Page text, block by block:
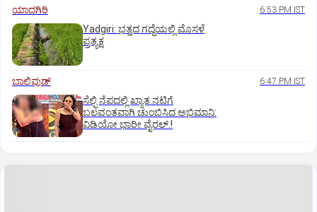
ಯಾದಗಿರಿ 6:53 PM IST
Yadgiri: ಭತ್ತದ ಗದ್ದೆಯಲ್ಲಿ ಮೊಸಳೆ
ಪ್ರತ್ಯಕ್ಷ
ಬಾಲಿವುಡ್‌ 6:47 PM IST
ಸೆಲ್ಫಿ ನೆಪದಲ್ಲಿ ಖ್ಯಾತ ನಟಿಗೆ
ಬಲವಂತವಾಗಿ ಚುಂಬಿಸಿದ ಅಭಿಮಾನಿ:
ವಿಡಿಯೋ ಭಾರೀ ವೈರಲ್.!